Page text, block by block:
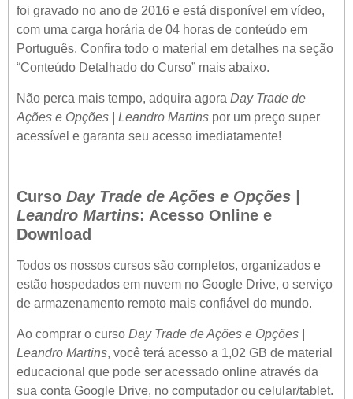
foi gravado no ano de 2016 e está disponível em vídeo,
com uma carga horária de 04 horas de conteúdo em
Português. Confira todo o material em detalhes na seção
“Conteúdo Detalhado do Curso” mais abaixo.
Não perca mais tempo, adquira agora Day Trade de
Ações e Opções | Leandro Martins por um preço super
acessível e garanta seu acesso imediatamente!
Curso Day Trade de Ações e Opções |
Leandro Martins: Acesso Online e
Download
Todos os nossos cursos são completos, organizados e
estão hospedados em nuvem no Google Drive, o serviço
de armazenamento remoto mais confiável do mundo.
Ao comprar o curso Day Trade de Ações e Opções |
Leandro Martins, você terá acesso a 1,02 GB de material
educacional que pode ser acessado online através da
sua conta Google Drive, no computador ou celular/tablet.